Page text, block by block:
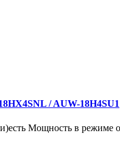
/ AUW-18H4SU1
Мощность в